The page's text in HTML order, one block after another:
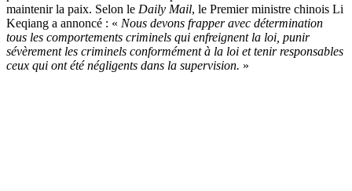
maintenir la paix. Selon le Daily Mail, le Premier ministre chinois Li
Keqiang a annoncé : « Nous devons frapper avec détermination
tous les comportements criminels qui enfreignent la loi, punir
sévèrement les criminels conformément à la loi et tenir responsables
ceux qui ont été négligents dans la supervision. »